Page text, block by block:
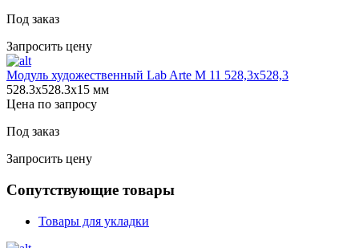
Под заказ
Запросить цену
Модуль художественный Lab Arte М 11 528,3х528,3
528.3х528.3х15 мм
Цена по запросу
Под заказ
Запросить цену
Сопутствующие товары
Товары для укладки